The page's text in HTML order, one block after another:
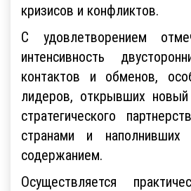
кризисов и конфликтов.
С удовлетворением
интенсивность
контактов и обменов,
лидеров, открывших
стратегического
странами и наполнивших
содержанием.
Осуществляется